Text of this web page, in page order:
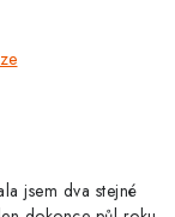
jsem dva stejné